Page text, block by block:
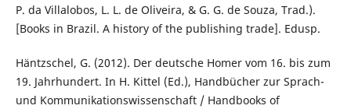
P. da Villalobos, L. L. de Oliveira, & G. G. de Souza, Trad.).
[Books in Brazil. A history of the publishing trade]. Edusp.
Häntzschel, G. (2012). Der deutsche Homer vom 16. bis zum
19. Jahrhundert. In H. Kittel (Ed.), Handbücher zur Sprach-
und Kommunikationswissenschaft / Handbooks of